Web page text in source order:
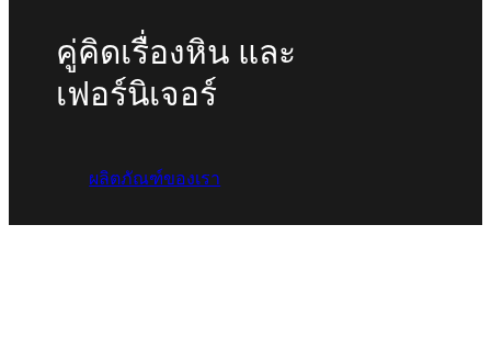
คู่คิดเรื่องหิน และ
เฟอร์นิเจอร์
ผลิตภัณฑ์ของเรา